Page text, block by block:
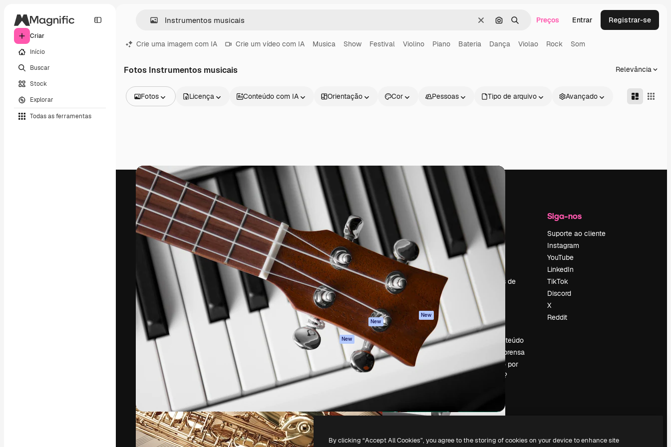
Criar
Início
Buscar
Stock
Explorar
Todas as ferramentas
LimparPesquisar por imagem
BuscarPreços Entrar Registrar-se
Crie uma imagem com IA Crie um vídeo com IA Musica Show Festival Violino Piano Bateria Dança Violao Rock Som
Fotos Instrumentos musicais Relevância
Fotos
Vídeos
Clipes de vídeo
Animações
Modelos de vídeos
Ícones
Modelos 3D
Fontes
Licença Conteúdo com IA Orientação Cor Pessoas Tipo de arquivo Avançado
A plataforma criativa para você direcionar
seu melhor trabalho. Mais de 1 milhão de
assinantes entre criativos, empresas,
agências e estúdios.
Português
Produtos
Spaces
Assistente de IA
Gerador de
imagens
Gerador de vídeos
Texto para voz
Conteúdo de stock
MCP para
Claude/ChatGPT
New
Agentes New
API
App móvel
Todas as
Começar
Academy
Documentação
Atendimento
Termos e
condições
Política de
privacidade
Originais
New
Política de cookies
Central de
confiabilidade
Afiliados
Empresa
Preços
Sobre nós
Tendências de
pesquisa
Blog
Eventos
Slidesgo
Vender conteúdo
Sala de imprensa
Procurando por
magnific.ai?
Siga-nos
Suporte ao cliente
Instagram
YouTube
LinkedIn
TikTok
Discord
X
Reddit
Copyright © 2010-2026Freepik Company S.L.U.Todos os direitos reservados.
By clicking “Accept All Cookies”, you agree to the storing of cookies on your device to enhance site